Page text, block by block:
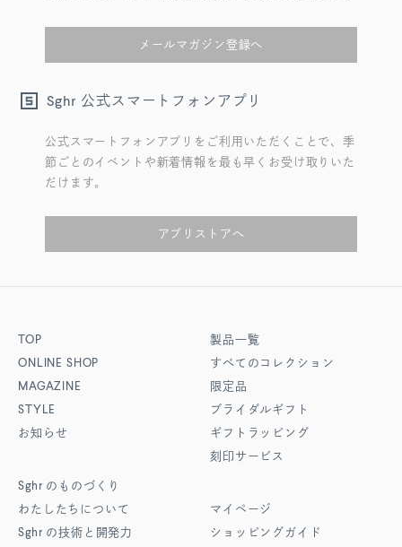
メールマガジン登録へ
Sghr 公式スマートフォンアプリ
公式スマートフォンアプリをご利用いただくことで、季
節ごとのイベントや新着情報を最も早くお受け取りいた
だけます。
アプリストアへ
TOP
ONLINE SHOP
MAGAZINE
STYLE
お知らせ
Sghr のものづくり
わたしたちについて
Sghr の技術と開発力
製品一覧
すべてのコレクション
限定品
ブライダルギフト
ギフトラッピング
刻印サービス
マイページ
ショッピングガイド